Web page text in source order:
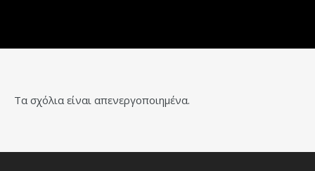
Τα σχόλια είναι απενεργοποιημένα.